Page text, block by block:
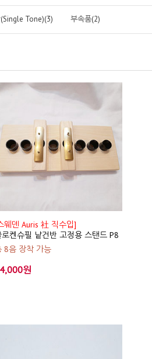
Tone)(3) 부속품(2)
웨덴 Auris 社 직수입]
로켄슈필 낱건반 고정용 스탠드 P8
8음 장착 가능
원